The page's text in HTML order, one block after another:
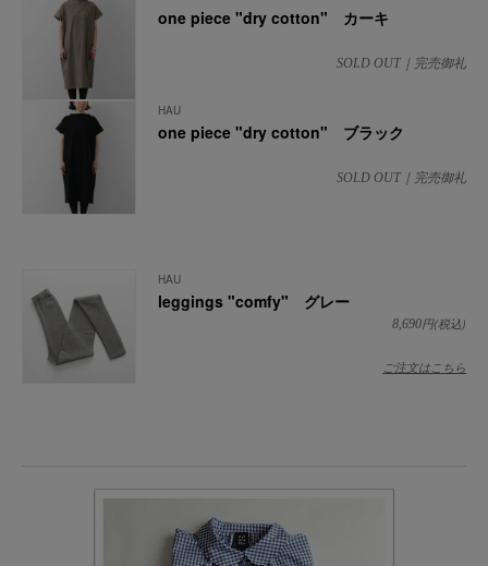
one piece "dry cotton" カーキ
SOLD OUT｜完売御礼
HAU
one piece "dry cotton" ブラック
SOLD OUT｜完売御礼
HAU
leggings "comfy" グレー
8,690円(税込)
ご注文はこちら